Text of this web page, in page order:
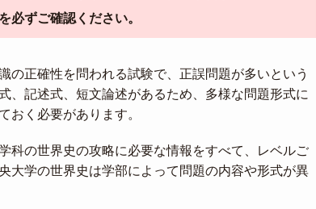
必ずご確認ください。
の正確性を問われる試験で、正誤問題が多いという
、記述式、短文論述があるため、多様な問題形式に
おく必要があります。
科の世界史の攻略に必要な情報をすべて、レベルご
大学の世界史は学部によって問題の内容や形式が異